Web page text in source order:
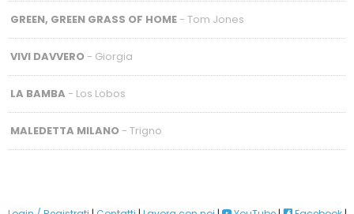
GREEN, GREEN GRASS OF HOME- Tom Jones
VIVI DAVVERO- Giorgia
LA BAMBA - Los Lobos
MALEDETTA MILANO- Trigno